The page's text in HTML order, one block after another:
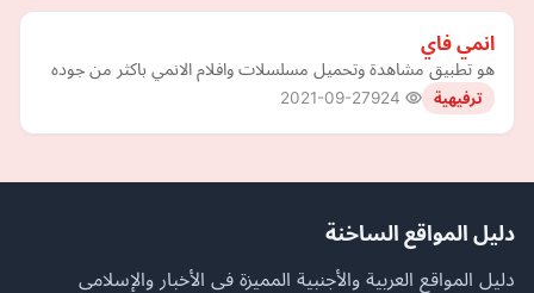
انمي فاي
هو تطبيق مشاهدة وتحميل مسلسلات وافلام الانمي باكثر من جوده
ترفيهية 2021-09-27
دليل المواقع الساخنة
دليل المواقع العربية والأجنبية المميزة في الأخبار والإسلامي